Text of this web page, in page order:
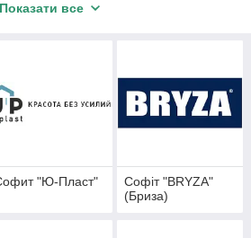
карнизной подшивки Софит
подкровельного пространства от
птиц, листвы,
двух видов – без перфорации и с
Показати все
"Ю-Пласт"
Софіт "BRYZA"
(Бриза)